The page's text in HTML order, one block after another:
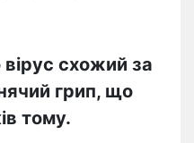
схожий за
грип, що
тому.